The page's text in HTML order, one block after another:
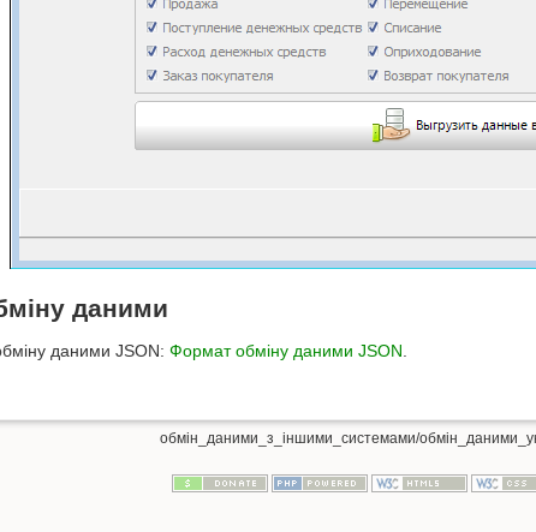
даними
даними JSON: Формат обміну даними JSON
обмін_даними_з_іншими_системами/